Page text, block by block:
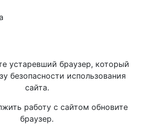
устаревший браузер, который
безопасности использования
сайта.
работу с сайтом обновите
браузер.